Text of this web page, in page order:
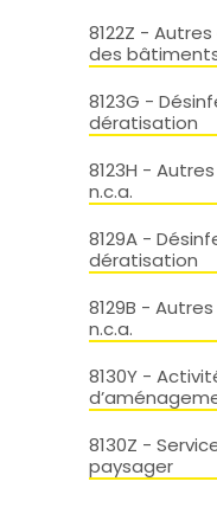
8122Z -
des
8123G -
dératisation
8123H -
n.c.a.
8129A -
dératisation
8129B -
n.c.a.
8130Y -
8130Z -
paysager